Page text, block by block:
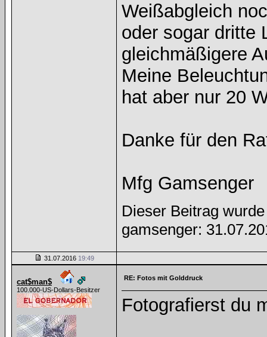
Weißabgleich
oder sogar dritte
gleichmäßigere
Meine
hat aber nur 20
Danke für den
Mfg Gamsenger
Dieser Beitrag
gamsenger:
31.07.2016 19:49
cat$man$
100.000-US-Dollars-Besitzer
RE: Fotos mit Golddruck
Fotografierst du